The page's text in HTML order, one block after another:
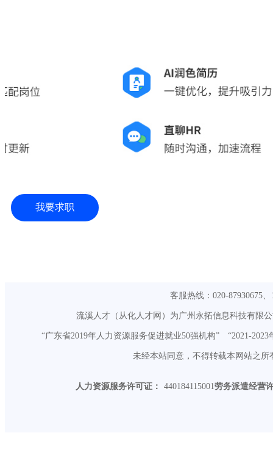
我要求职
客服热线：020-87930675
流溪人才（从化人才网）为广州永拓信息科技有限
“广东省2019年人力资源服务促进就业50强机构” “2021-
未经本站同意，不得转载本网站之
人力资源服务许可证： 440184115001劳务派遣经营